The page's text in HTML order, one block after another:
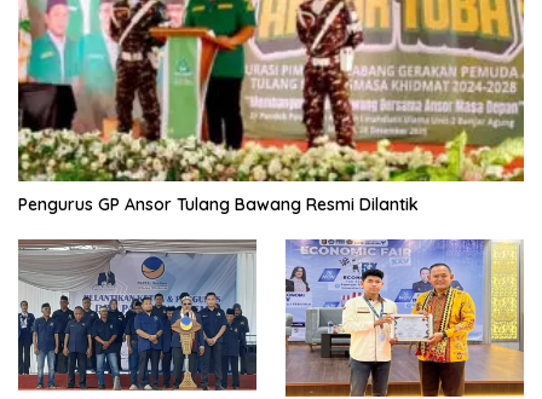
Pengurus GP Ansor Tulang Bawang Resmi Dilantik